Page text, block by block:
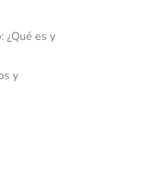
¿Qué es y
y